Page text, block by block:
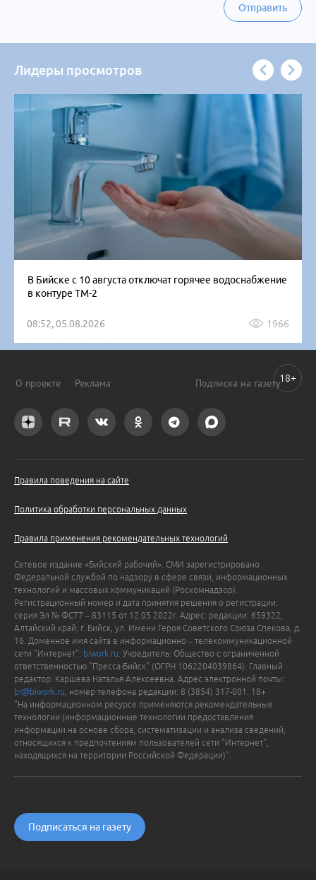
Отправить
Лидеры просмотров
В Бийске с 10 августа отключат горячее водоснабжение
в контуре ТМ-2
08:52, 05.08.2026 1966
О проекте Реклама Подписка на газету
Правила поведения на сайте
Политика обработки персональных данных
Правила применения рекомендательных технологий
Сетевое издание «Бийский рабочий». СМИ зарегистрировано
Федеральной службой по надзору в сфере связи, информационных
технологий и массовых коммуникаций (Роскомнадзор).
Регистрационный номер и дата принятия решения о регистрации:
серия Эл № ФС77 – 83115 от 12.05.2022г. Адрес: редакции: 659322,
Алтайский край, г. Бийск, ул. Имени Героя Советского Союза Спекова, д.
16. Доменное имя сайта в информационно – телекоммуникационной
сети "Интернет": biwork.ru . Учредитель: Общество с ограниченной
ответственностью "Пресса-Бийск" (ОГРН 1062204039864). Главный
редактор: Каршева Наталья Алексеевна. Адрес электронной почты:
br@biwork.ru , номер телефона редакции: 8 (3854) 317-001. 18+
"На информационном ресурсе применяются рекомендательные
технологии (информационные технологии предоставления
информации на основе сбора, систематизации и анализа сведений,
относящихся к предпочтениям пользователей сети "Интернет",
находящихся на территории Российской Федерации)".
Подписаться на газету
18+